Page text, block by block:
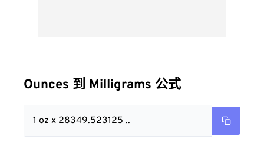
Ounces 到 Milligrams 公式
1 oz x 28349.523125 ..